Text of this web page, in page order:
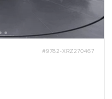
#9782-XRZ270467